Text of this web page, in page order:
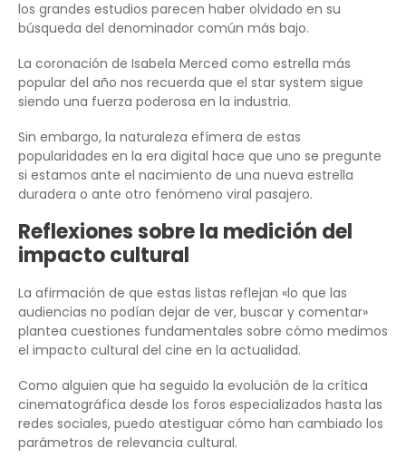
los grandes estudios parecen haber olvidado en su
búsqueda del denominador común más bajo.
La coronación de Isabela Merced como estrella más
popular del año nos recuerda que el star system sigue
siendo una fuerza poderosa en la industria.
Sin embargo, la naturaleza efímera de estas
popularidades en la era digital hace que uno se pregunte
si estamos ante el nacimiento de una nueva estrella
duradera o ante otro fenómeno viral pasajero.
Reflexiones sobre la medición del
impacto cultural
La afirmación de que estas listas reflejan «lo que las
audiencias no podían dejar de ver, buscar y comentar»
plantea cuestiones fundamentales sobre cómo medimos
el impacto cultural del cine en la actualidad.
Como alguien que ha seguido la evolución de la crítica
cinematográfica desde los foros especializados hasta las
redes sociales, puedo atestiguar cómo han cambiado los
parámetros de relevancia cultural.